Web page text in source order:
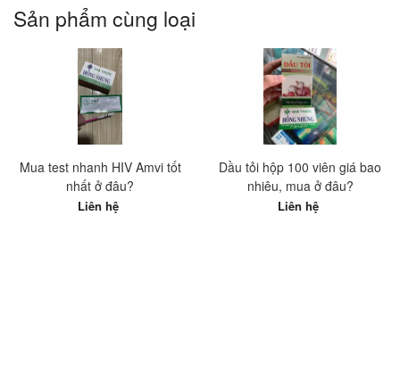
Sản phẩm cùng loại
Mua test nhanh HIV Amvi tốt
nhất ở đâu?
Liên hệ
Dầu tỏi hộp 100 viên giá bao
nhiêu, mua ở đâu?
Liên hệ